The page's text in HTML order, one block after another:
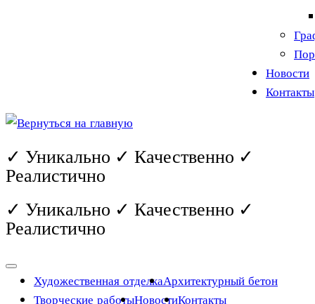
Новости
Контакты
✓ Уникально ✓ Качественно ✓
Реалистично
✓ Уникально ✓ Качественно ✓
Реалистично
Художественная отделкаАрхитектурный бетон
Творческие работыНовостиКонтакты